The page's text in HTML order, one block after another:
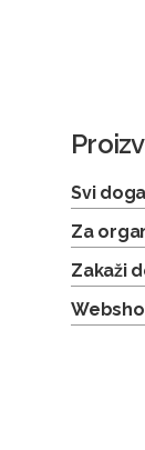
Svi
Za
Zakaži